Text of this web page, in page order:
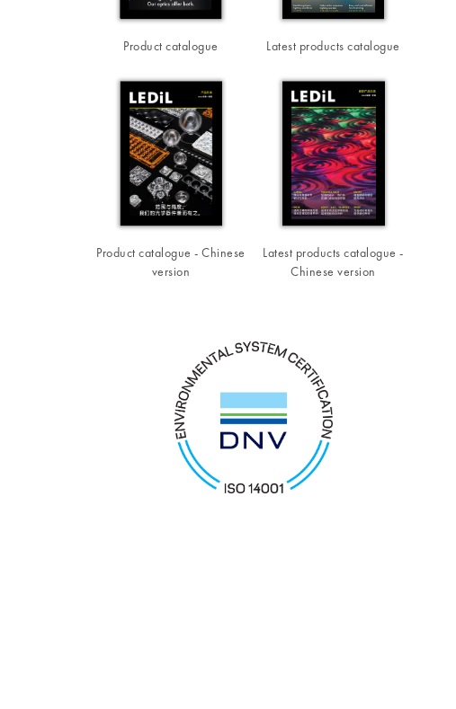
Product catalogue Latest products catalogue
Product catalogue - Chinese
version
Latest products catalogue -
Chinese version